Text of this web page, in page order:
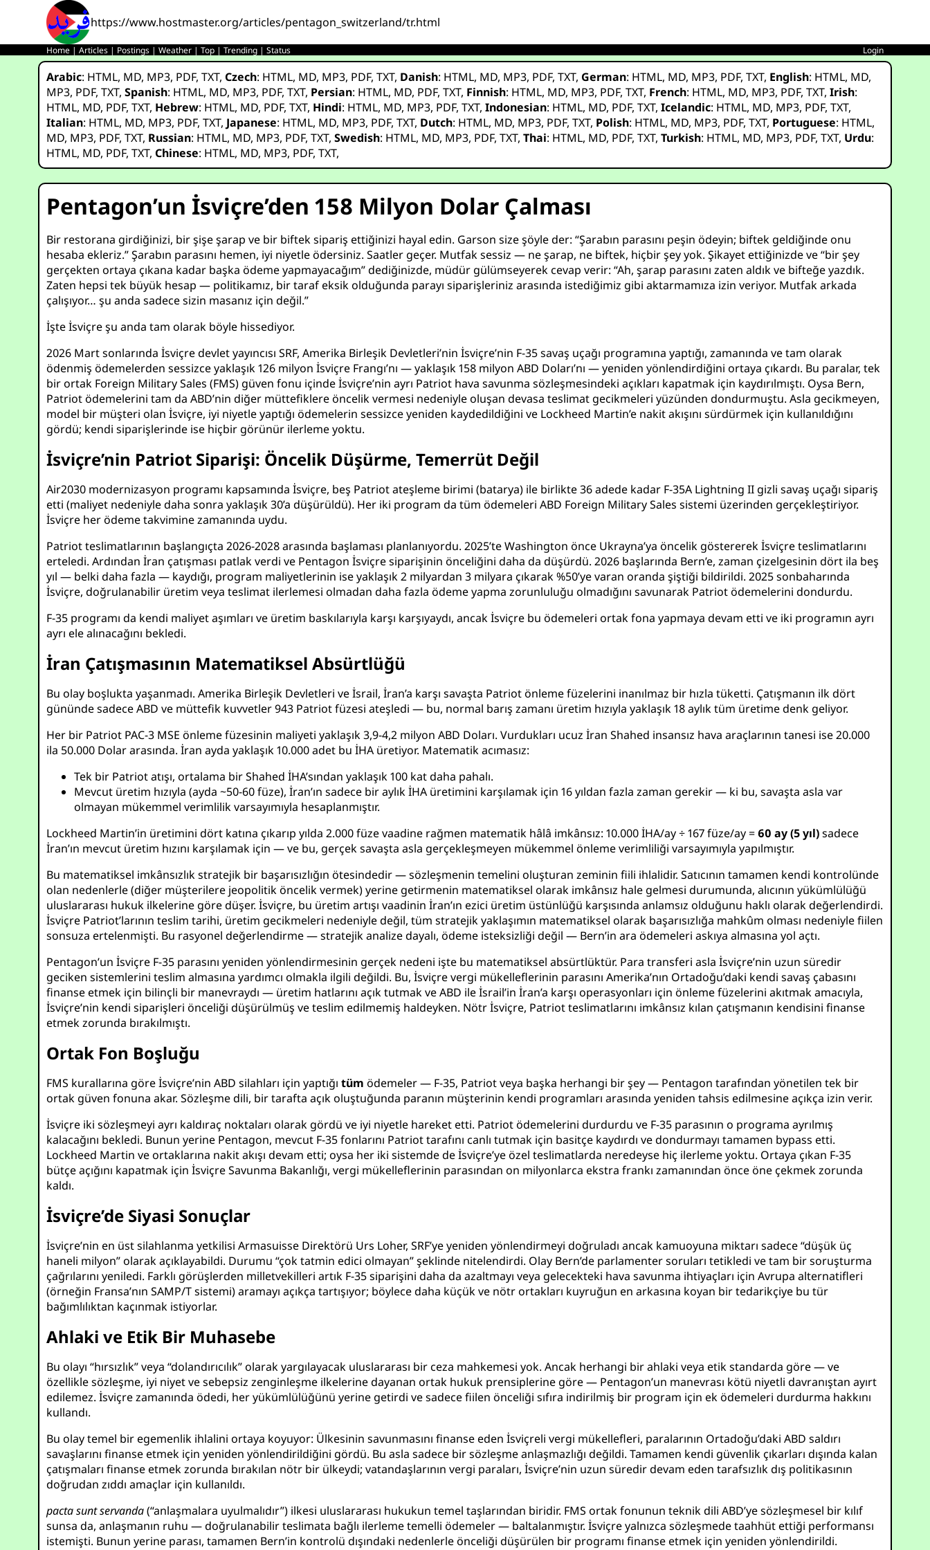
https://www.hostmaster.org/articles/pentagon_switzerland/tr.html
Home |Articles | Postings |Weather |Top |Trending |Status Login
Arabic: HTML, MD, MP3, PDF,TXT,Czech: HTML, MD, MP3, PDF,TXT, Danish: HTML, MD, MP3, PDF,TXT, German: HTML, MD, MP3, PDF,TXT, English: HTML, MD,
MP3, PDF,TXT,Spanish: HTML, MD, MP3, PDF,TXT, Persian: HTML, MD, PDF,TXT, Finnish: HTML, MD, MP3, PDF,TXT, French: HTML, MD, MP3, PDF,TXT,Irish:
HTML, MD, PDF,TXT, Hebrew: HTML, MD, PDF,TXT, Hindi: HTML, MD, MP3, PDF,TXT,Indonesian: HTML, MD, PDF,TXT,Icelandic: HTML, MD, MP3, PDF,TXT,
Italian: HTML, MD, MP3, PDF,TXT, Japanese: HTML, MD, MP3, PDF,TXT, Dutch: HTML, MD, MP3, PDF,TXT, Polish: HTML, MD, MP3, PDF,TXT, Portuguese: HTML,
MD, MP3, PDF,TXT, Russian: HTML, MD, MP3, PDF,TXT,Swedish: HTML, MD, MP3, PDF,TXT,Thai: HTML, MD, PDF,TXT,Turkish: HTML, MD, MP3, PDF,TXT, Urdu:
HTML, MD, PDF,TXT,Chinese: HTML, MD, MP3, PDF,TXT,
Pentagon’un İsviçre’den 158 Milyon Dolar Çalması
Bir restorana girdiğinizi, bir şişe şarap ve bir biftek sipariş ettiğinizi hayal edin. Garson size şöyle der: “Şarabın parasını peşin ödeyin; biftek geldiğinde onu
hesaba ekleriz.” Şarabın parasını hemen, iyi niyetle ödersiniz. Saatler geçer. Mutfak sessiz — ne şarap, ne biftek, hiçbir şey yok. Şikayet ettiğinizde ve “bir şey
gerçekten ortaya çıkana kadar başka ödeme yapmayacağım” dediğinizde, müdür gülümseyerek cevap verir: “Ah, şarap parasını zaten aldık ve bifteğe yazdık.
Zaten hepsi tek büyük hesap — politikamız, bir taraf eksik olduğunda parayı siparişleriniz arasında istediğimiz gibi aktarmamıza izin veriyor. Mutfak arkada
çalışıyor… şu anda sadece sizin masanız için değil.”
İşte İsviçre şu anda tam olarak böyle hissediyor.
2026 Mart sonlarında İsviçre devlet yayıncısı SRF, Amerika Birleşik Devletleri’nin İsviçre’nin F-35 savaş uçağı programına yaptığı, zamanında ve tam olarak
ödenmiş ödemelerden sessizce yaklaşık 126 milyon İsviçre Frangı’nı — yaklaşık 158 milyon ABD Doları’nı — yeniden yönlendirdiğini ortaya çıkardı. Bu paralar, tek
bir ortak Foreign Military Sales (FMS) güven fonu içinde İsviçre’nin ayrı Patriot hava savunma sözleşmesindeki açıkları kapatmak için kaydırılmıştı. Oysa Bern,
Patriot ödemelerini tam da ABD’nin diğer müttefiklere öncelik vermesi nedeniyle oluşan devasa teslimat gecikmeleri yüzünden dondurmuştu. Asla gecikmeyen,
model bir müşteri olan İsviçre, iyi niyetle yaptığı ödemelerin sessizce yeniden kaydedildiğini ve Lockheed Martin’e nakit akışını sürdürmek için kullanıldığını
gördü; kendi siparişlerinde ise hiçbir görünür ilerleme yoktu.
İsviçre’nin Patriot Siparişi: Öncelik Düşürme, Temerrüt Değil
Air2030 modernizasyon programı kapsamında İsviçre, beş Patriot ateşleme birimi (batarya) ile birlikte 36 adede kadar F-35A Lightning II gizli savaş uçağı sipariş
etti (maliyet nedeniyle daha sonra yaklaşık 30’a düşürüldü). Her iki program da tüm ödemeleri ABD Foreign Military Sales sistemi üzerinden gerçekleştiriyor.
İsviçre her ödeme takvimine zamanında uydu.
Patriot teslimatlarının başlangıçta 2026-2028 arasında başlaması planlanıyordu. 2025’te Washington önce Ukrayna’ya öncelik göstererek İsviçre teslimatlarını
erteledi. Ardından İran çatışması patlak verdi ve Pentagon İsviçre siparişinin önceliğini daha da düşürdü. 2026 başlarında Bern’e, zaman çizelgesinin dört ila beş
yıl — belki daha fazla — kaydığı, program maliyetlerinin ise yaklaşık 2 milyardan 3 milyara çıkarak %50’ye varan oranda şiştiği bildirildi. 2025 sonbaharında
İsviçre, doğrulanabilir üretim veya teslimat ilerlemesi olmadan daha fazla ödeme yapma zorunluluğu olmadığını savunarak Patriot ödemelerini dondurdu.
F-35 programı da kendi maliyet aşımları ve üretim baskılarıyla karşı karşıyaydı, ancak İsviçre bu ödemeleri ortak fona yapmaya devam etti ve iki programın ayrı
ayrı ele alınacağını bekledi.
İran Çatışmasının Matematiksel Absürtlüğü
Bu olay boşlukta yaşanmadı. Amerika Birleşik Devletleri ve İsrail, İran’a karşı savaşta Patriot önleme füzelerini inanılmaz bir hızla tüketti. Çatışmanın ilk dört
gününde sadece ABD ve müttefik kuvvetler 943 Patriot füzesi ateşledi — bu, normal barış zamanı üretim hızıyla yaklaşık 18 aylık tüm üretime denk geliyor.
Her bir Patriot PAC-3 MSE önleme füzesinin maliyeti yaklaşık 3,9-4,2 milyon ABD Doları. Vurdukları ucuz İran Shahed insansız hava araçlarının tanesi ise 20.000
ila 50.000 Dolar arasında. İran ayda yaklaşık 10.000 adet bu İHA üretiyor. Matematik acımasız:
Tek bir Patriot atışı, ortalama bir Shahed İHA’sından yaklaşık 100 kat daha pahalı.
Mevcut üretim hızıyla (ayda ~50-60 füze), İran’ın sadece bir aylık İHA üretimini karşılamak için 16 yıldan fazla zaman gerekir — ki bu, savaşta asla var
olmayan mükemmel verimlilik varsayımıyla hesaplanmıştır.
Lockheed Martin’in üretimini dört katına çıkarıp yılda 2.000 füze vaadine rağmen matematik hâlâ imkânsız: 10.000 İHA/ay ÷ 167 füze/ay =60 ay (5 yıl)sadece
İran’ın mevcut üretim hızını karşılamak için — ve bu, gerçek savaşta asla gerçekleşmeyen mükemmel önleme verimliliği varsayımıyla yapılmıştır.
Bu matematiksel imkânsızlık stratejik bir başarısızlığın ötesindedir — sözleşmenin temelini oluşturan zeminin fiili ihlalidir. Satıcının tamamen kendi kontrolünde
olan nedenlerle (diğer müşterilere jeopolitik öncelik vermek) yerine getirmenin matematiksel olarak imkânsız hale gelmesi durumunda, alıcının yükümlülüğü
uluslararası hukuk ilkelerine göre düşer. İsviçre, bu üretim artışı vaadinin İran’ın ezici üretim üstünlüğü karşısında anlamsız olduğunu haklı olarak değerlendirdi.
İsviçre Patriot’larının teslim tarihi, üretim gecikmeleri nedeniyle değil, tüm stratejik yaklaşımın matematiksel olarak başarısızlığa mahkûm olması nedeniyle fiilen
sonsuza ertelenmişti. Bu rasyonel değerlendirme — stratejik analize dayalı, ödeme isteksizliği değil — Bern’in ara ödemeleri askıya almasına yol açtı.
Pentagon’un İsviçre F-35 parasını yeniden yönlendirmesinin gerçek nedeni işte bu matematiksel absürtlüktür. Para transferi asla İsviçre’nin uzun süredir
geciken sistemlerini teslim almasına yardımcı olmakla ilgili değildi. Bu, İsviçre vergi mükelleflerinin parasını Amerika’nın Ortadoğu’daki kendi savaş çabasını
finanse etmek için bilinçli bir manevraydı — üretim hatlarını açık tutmak ve ABD ile İsrail’in İran’a karşı operasyonları için önleme füzelerini akıtmak amacıyla,
İsviçre’nin kendi siparişleri önceliği düşürülmüş ve teslim edilmemiş haldeyken. Nötr İsviçre, Patriot teslimatlarını imkânsız kılan çatışmanın kendisini finanse
etmek zorunda bırakılmıştı.
Ortak Fon Boşluğu
FMS kurallarına göre İsviçre’nin ABD silahları için yaptığıtüm ödemeler — F-35, Patriot veya başka herhangi bir şey — Pentagon tarafından yönetilen tek bir
ortak güven fonuna akar. Sözleşme dili, bir tarafta açık oluştuğunda paranın müşterinin kendi programları arasında yeniden tahsis edilmesine açıkça izin verir.
İsviçre iki sözleşmeyi ayrı kaldıraç noktaları olarak gördü ve iyi niyetle hareket etti. Patriot ödemelerini durdurdu ve F-35 parasının o programa ayrılmış
kalacağını bekledi. Bunun yerine Pentagon, mevcut F-35 fonlarını Patriot tarafını canlı tutmak için basitçe kaydırdı ve dondurmayı tamamen bypass etti.
Lockheed Martin ve ortaklarına nakit akışı devam etti; oysa her iki sistemde de İsviçre’ye özel teslimatlarda neredeyse hiç ilerleme yoktu. Ortaya çıkan F-35
bütçe açığını kapatmak için İsviçre Savunma Bakanlığı, vergi mükelleflerinin parasından on milyonlarca ekstra frankı zamanından önce öne çekmek zorunda
kaldı.
İsviçre’de Siyasi Sonuçlar
İsviçre’nin en üst silahlanma yetkilisi Armasuisse Direktörü Urs Loher, SRF’ye yeniden yönlendirmeyi doğruladı ancak kamuoyuna miktarı sadece “düşük üç
haneli milyon” olarak açıklayabildi. Durumu “çok tatmin edici olmayan” şeklinde nitelendirdi. Olay Bern’de parlamenter soruları tetikledi ve tam bir soruşturma
çağrılarını yeniledi. Farklı görüşlerden milletvekilleri artık F-35 siparişini daha da azaltmayı veya gelecekteki hava savunma ihtiyaçları için Avrupa alternatifleri
(örneğin Fransa’nın SAMP/T sistemi) aramayı açıkça tartışıyor; böylece daha küçük ve nötr ortakları kuyruğun en arkasına koyan bir tedarikçiye bu tür
bağımlılıktan kaçınmak istiyorlar.
Ahlaki ve Etik Bir Muhasebe
Bu olayı “hırsızlık” veya “dolandırıcılık” olarak yargılayacak uluslararası bir ceza mahkemesi yok. Ancak herhangi bir ahlaki veya etik standarda göre — ve
özellikle sözleşme, iyi niyet ve sebepsiz zenginleşme ilkelerine dayanan ortak hukuk prensiplerine göre — Pentagon’un manevrası kötü niyetli davranıştan ayırt
edilemez. İsviçre zamanında ödedi, her yükümlülüğünü yerine getirdi ve sadece fiilen önceliği sıfıra indirilmiş bir program için ek ödemeleri durdurma hakkını
kullandı.
Bu olay temel bir egemenlik ihlalini ortaya koyuyor: Ülkesinin savunmasını finanse eden İsviçreli vergi mükellefleri, paralarının Ortadoğu’daki ABD saldırı
savaşlarını finanse etmek için yeniden yönlendirildiğini gördü. Bu asla sadece bir sözleşme anlaşmazlığı değildi. Tamamen kendi güvenlik çıkarları dışında kalan
çatışmaları finanse etmek zorunda bırakılan nötr bir ülkeydi; vatandaşlarının vergi paraları, İsviçre’nin uzun süredir devam eden tarafsızlık dış politikasının
doğrudan zıddı amaçlar için kullanıldı.
pacta sunt servanda(“anlaşmalara uyulmalıdır”) ilkesi uluslararası hukukun temel taşlarından biridir. FMS ortak fonunun teknik dili ABD’ye sözleşmesel bir kılıf
sunsa da, anlaşmanın ruhu — doğrulanabilir teslimata bağlı ilerleme temelli ödemeler — baltalanmıştır. İsviçre yalnızca sözleşmede taahhüt ettiği performansı
istemişti. Bunun yerine parası, tamamen Bern’in kontrolü dışındaki nedenlerle önceliği düşürülen bir programı finanse etmek için yeniden yönlendirildi.